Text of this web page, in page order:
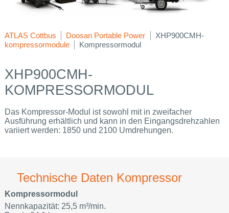
ATLAS Cottbus
Doosan Portable Power
kompressormodule
XHP900CMH-
Kompressormodul
XHP900CMH-
KOMPRESSORMODUL
Das Kompressor-Modul ist sowohl mit in zweifacher
Ausführung erhältlich und kann in den Eingangsdrehzahlen
variiert werden: 1850 und 2100 Umdrehungen.
Technische Daten Kompressor
Kompressormodul
Nennkapazität: 25,5 m³/min.